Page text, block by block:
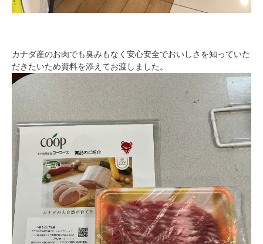
カナダ産のお肉でも臭みもなく安心安全でおいしさを知っていた
だきたいため資料を添えてお渡しました。